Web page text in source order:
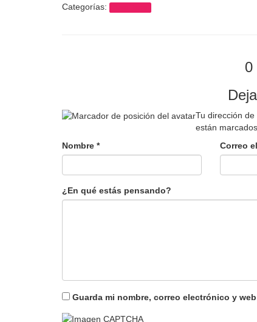
Categorías:
0
Tu dirección de
están
Nombre * Correo
¿En qué estás pensando?
Guarda mi nombre, correo electrónico y